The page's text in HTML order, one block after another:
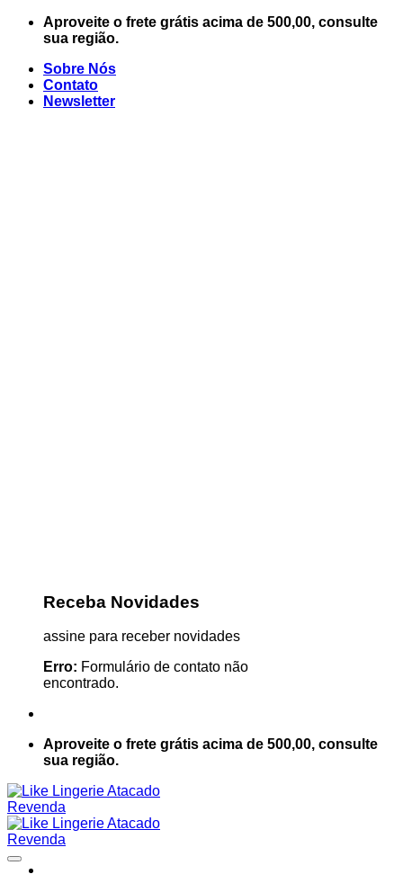
Skip
Aproveite o frete grátis acima de 500,00, consulte
sua região.
Sobre Nós
Contato
Newsletter
Receba Novidades
assine para receber novidades
Erro: Formulário de contato não
encontrado.
Aproveite o frete grátis acima de 500,00, consulte
sua região.